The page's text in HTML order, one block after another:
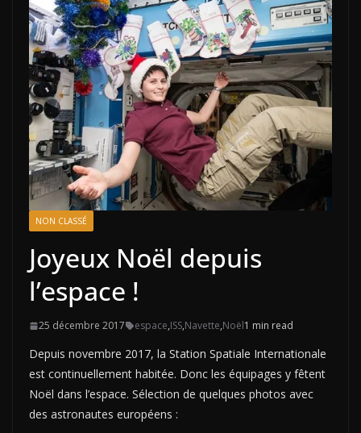
NON CLASSÉ
Joyeux Noël depuis
l’espace !
25 décembre 2017 espace,ISS,Navette,Noël1 min read
Depuis novembre 2017, la Station Spatiale Internationale
est continuellement habitée. Donc les équipages y fêtent
Noël dans l’espace. Sélection de quelques photos avec
des astronautes européens :